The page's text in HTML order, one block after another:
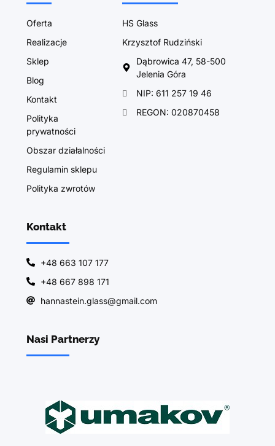
Oferta
Realizacje
Sklep
Blog
Kontakt
Polityka
prywatności
Obszar działalności
Regulamin sklepu
Polityka zwrotów
HS Glass
Krzysztof Rudziński
Dąbrowica 47, 58-500
Jelenia Góra
NIP: 611 257 19 46
REGON: 020870458
Kontakt
+48 663 107 177
+48 667 898 171
hannastein.glass@gmail.com
Nasi Partnerzy